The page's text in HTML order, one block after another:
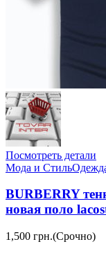
Посмотреть детали
Мода и Стиль
BURBERRY
новая поло
1,500 грн.(Срочно)